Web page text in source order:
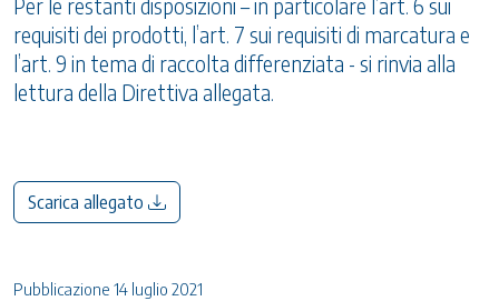
Per le restanti disposizioni – in particolare l’art. 6 sui
requisiti dei prodotti, l’art. 7 sui requisiti di marcatura e
l’art. 9 in tema di raccolta differenziata - si rinvia alla
lettura della Direttiva allegata.
Scarica allegato
Pubblicazione 14 luglio 2021